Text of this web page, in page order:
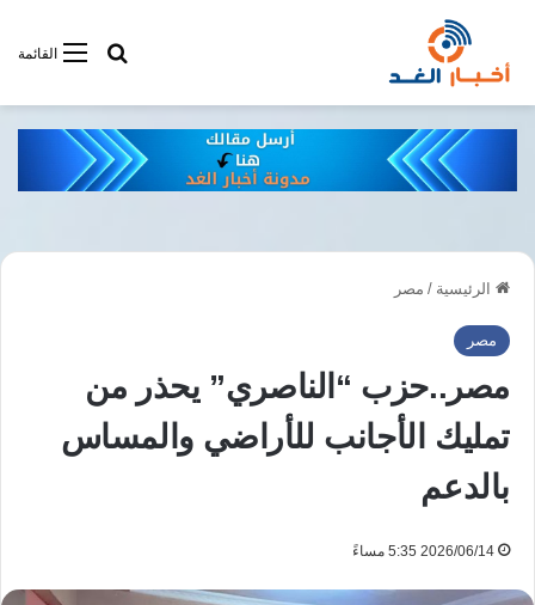
القائمةأبحت فى
الرئيسية / مصر
مصر
مصر..حزب “الناصري” يحذر من
تمليك الأجانب للأراضي والمساس
بالدعم
2026/06/14 5:35 مساءً